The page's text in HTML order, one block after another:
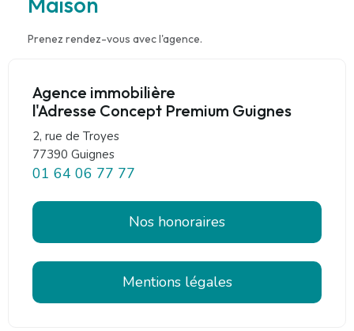
Prenez rendez-vous avec l'agence.
Agence immobilière
l'Adresse Concept Premium Guignes
2, rue de Troyes
77390 Guignes
01 64 06 77 77
Nos honoraires
Mentions légales